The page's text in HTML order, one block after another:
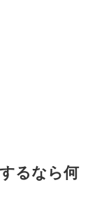
るなら何